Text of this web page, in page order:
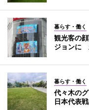
暮らす・働く
観光客の
ジョンに
暮らす・働く
代々木の
日本代表